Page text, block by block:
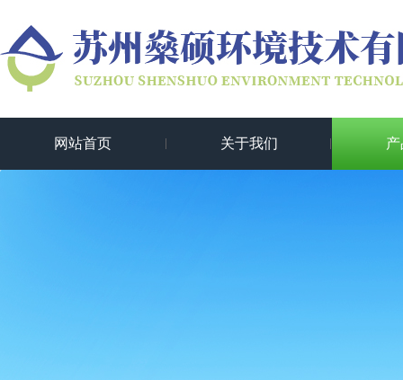
网站首页 关于我们